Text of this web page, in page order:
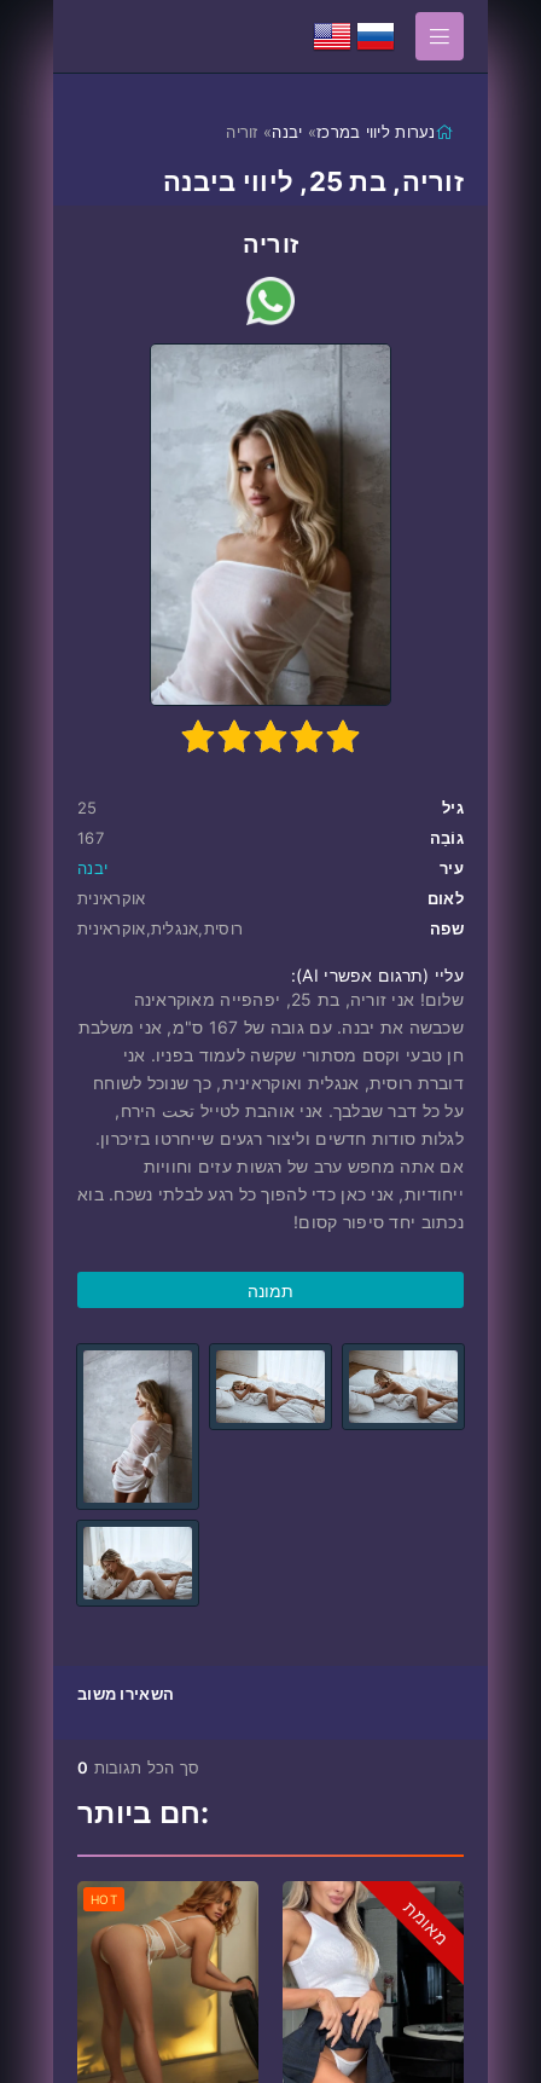
נערות ליווי במרכז» יבנה» זוריה
זוריה, בת 25, ליווי ביבנה
זוריה
3 4 5
גיל
25
גוֹבַה
167
עיר
יבנה
לאום
אוקראינית
שפה
רוסית,אנגלית,אוקראינית
עליי ‎(תרגום אפשרי AI):
שלום! אני זוריה, בת 25, יפהפייה מאוקראינה
שכבשה את יבנה. עם גובה של 167 ס"מ, אני משלבת
חן טבעי וקסם מסתורי שקשה לעמוד בפניו. אני
דוברת רוסית, אנגלית ואוקראינית, כך שנוכל לשוחח
על כל דבר שבלבך. אני אוהבת לטייל تحت הירח,
לגלות סודות חדשים וליצור רגעים שייחרטו בזיכרון.
אם אתה מחפש ערב של רגשות עזים וחוויות
ייחודיות, אני כאן כדי להפוך כל רגע לבלתי נשכח. בוא
נכתוב יחד סיפור קסום!
תמונה
השאירו משוב
סך הכל תגובות 0
חם ביותר:
HOT מאומת